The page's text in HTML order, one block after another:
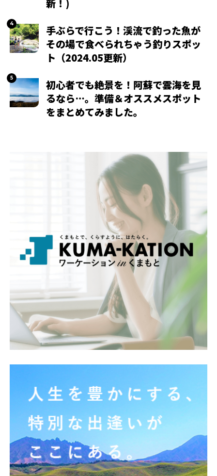
新！)
手ぶらで行こう！渓流で釣った魚が
その場で食べられちゃう釣りスポッ
ト（2024.05更新）
初心者でも絶景を！阿蘇で雲海を見
るなら…。準備＆オススメスポット
をまとめてみました。